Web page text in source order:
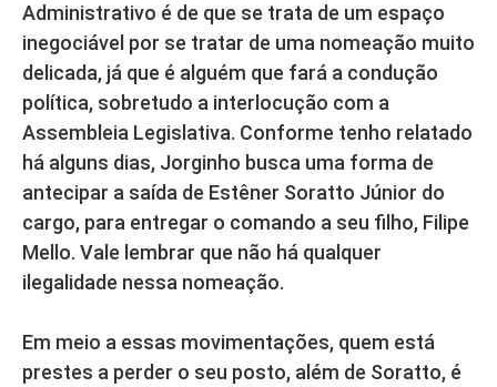
Administrativo é de que se trata de um espaço
inegociável por se tratar de uma nomeação muito
delicada, já que é alguém que fará a condução
política, sobretudo a interlocução com a
Assembleia Legislativa. Conforme tenho relatado
há alguns dias, Jorginho busca uma forma de
antecipar a saída de Estêner Soratto Júnior do
cargo, para entregar o comando a seu filho, Filipe
Mello. Vale lembrar que não há qualquer
ilegalidade nessa nomeação.
Em meio a essas movimentações, quem está
prestes a perder o seu posto, além de Soratto, é